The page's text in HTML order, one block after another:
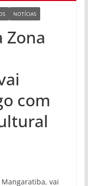
NOTÍCIAS
Zona
com
vai